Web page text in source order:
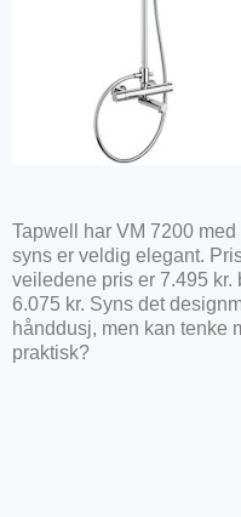
Tapwell har VM 7200
syns er veldig elegant.
veiledene pris er 7.495
6.075 kr. Syns det
hånddusj, men kan tenke
praktisk?